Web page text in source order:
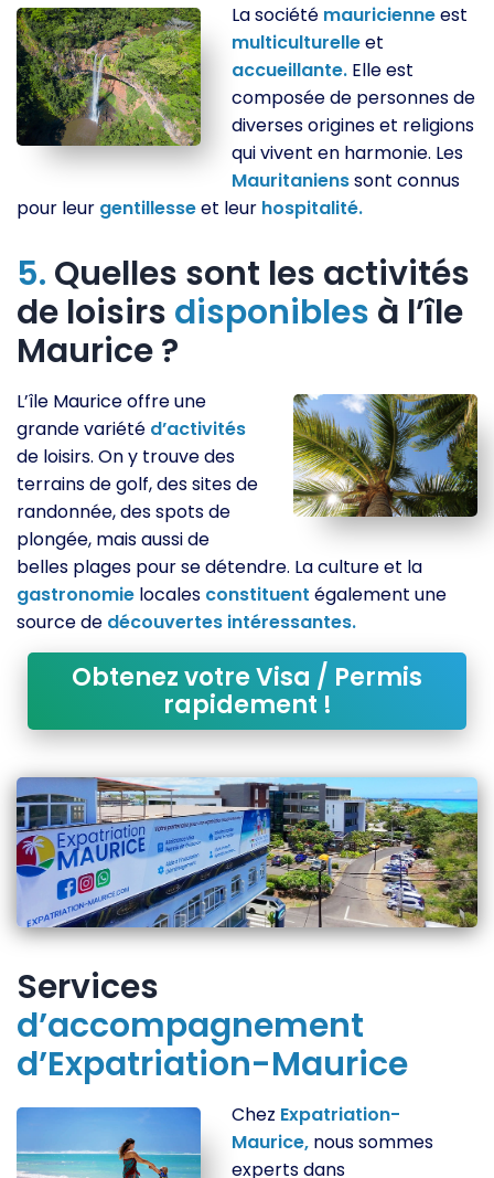
La société mauricienneest
multiculturelleet
accueillante. Elle est
composée de personnes de
diverses origines et religions
qui vivent en harmonie. Les
Mauritanienssont connus
pour leur gentillesseet leur hospitalité.
5. Quelles sont les activités
de loisirs disponibles à l’île
Maurice ?
L’île Maurice offre une
grande variété d’activités
de loisirs. On y trouve des
terrains de golf, des sites de
randonnée, des spots de
plongée, mais aussi de
belles plages pour se détendre. La culture et la
gastronomie locales constituent également une
source de découvertes intéressantes.
Obtenez votre Visa / Permis
rapidement !
Services
d’accompagnement
d’Expatriation-Maurice
Chez Expatriation-
Maurice, nous sommes
experts dans